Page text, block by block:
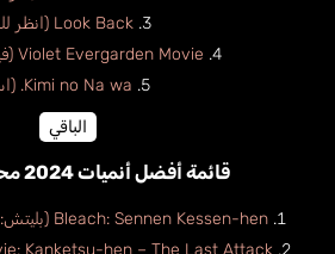
Look Back (انظر للخلف)
Violet Evergarden Movie (فيوليت ايفرغاردن)
Kimi no Na wa. (اسمك)
الباقي
قائمة أفضل أنميات 2024 محدثة كل يوم
Bleach: Sennen Kessen-hen (بليتش: حرب الألف سنة الدموية)